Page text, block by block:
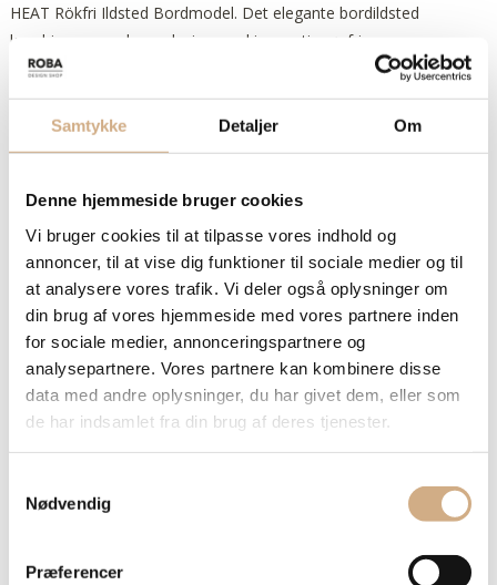
Samtykke Detaljer Om
Denne hjemmeside bruger cookies
Vi bruger cookies til at tilpasse vores indhold og
annoncer, til at vise dig funktioner til sociale medier og til
at analysere vores trafik. Vi deler også oplysninger om
din brug af vores hjemmeside med vores partnere inden
for sociale medier, annonceringspartnere og
analysepartnere. Vores partnere kan kombinere disse
data med andre oplysninger, du har givet dem, eller som
de har indsamlet fra din brug af deres tjenester.
Nødvendig
Præferencer
HEAT Rökfri Ildsted Bordmodel. Det elegante bordildsted
kombinerer moderne design med innovativ røgfri
forbrændingsteknologi, så du kan nyde levende flammer med
markant mindre røg og lugtgener. Perfekt til afslappende
sommeraftener, hyggelige sammenkomster eller til at riste
skumfiduser og lave s’mores med familie og venner.
Bemærk: Ildstedet skal altid placeres på et varmefast og ikke-
brændbart underlag.
Røgfri teknologi – mere ild, mindre røg
HEAT Bordmodel er udviklet med et avanceret
dobbeltforbrændingssystem, der giver en renere og mere effektiv
forbrænding end traditionelle ildsteder. Den smarte dobbeltvæg
leder frisk luft ind gennem de nederste luftåbninger. Luften
opvarmes mellem væggene og føres tilbage til toppen af
ildstedet, hvor den antænder røggasserne en ekstra gang. Denne
sekundære forbrænding reducerer røgdannelsen betydeligt og
skaber flotte, levende flammer.
Fordele ved den røgfri teknologi: